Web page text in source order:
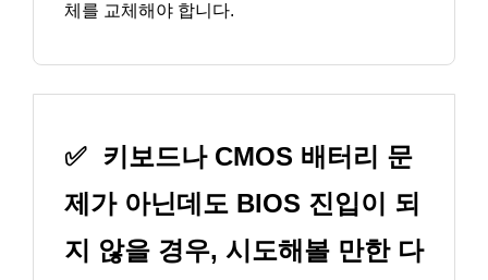
체를 교체해야 합니다.
✅ 키보드나 CMOS 배터리 문
제가 아닌데도 BIOS 진입이 되
지 않을 경우, 시도해볼 만한 다